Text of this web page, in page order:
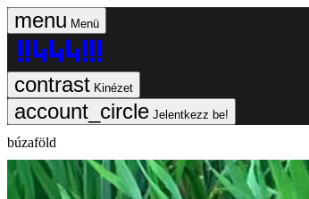
Menü
Kinézet
Jelentkezz be!
búzaföld